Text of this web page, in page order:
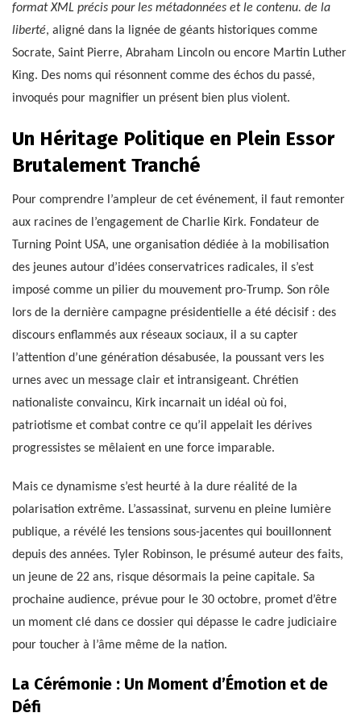
format XML précis pour les métadonnées et le contenu. de la
liberté, aligné dans la lignée de géants historiques comme
Socrate, Saint Pierre, Abraham Lincoln ou encore Martin Luther
King. Des noms qui résonnent comme des échos du passé,
invoqués pour magnifier un présent bien plus violent.
Un Héritage Politique en Plein Essor
Brutalement Tranché
Pour comprendre l’ampleur de cet événement, il faut remonter
aux racines de l’engagement de Charlie Kirk. Fondateur de
Turning Point USA, une organisation dédiée à la mobilisation
des jeunes autour d’idées conservatrices radicales, il s’est
imposé comme un pilier du mouvement pro-Trump. Son rôle
lors de la dernière campagne présidentielle a été décisif : des
discours enflammés aux réseaux sociaux, il a su capter
l’attention d’une génération désabusée, la poussant vers les
urnes avec un message clair et intransigeant. Chrétien
nationaliste convaincu, Kirk incarnait un idéal où foi,
patriotisme et combat contre ce qu’il appelait les dérives
progressistes se mêlaient en une force imparable.
Mais ce dynamisme s’est heurté à la dure réalité de la
polarisation extrême. L’assassinat, survenu en pleine lumière
publique, a révélé les tensions sous-jacentes qui bouillonnent
depuis des années. Tyler Robinson, le présumé auteur des faits,
un jeune de 22 ans, risque désormais la peine capitale. Sa
prochaine audience, prévue pour le 30 octobre, promet d’être
un moment clé dans ce dossier qui dépasse le cadre judiciaire
pour toucher à l’âme même de la nation.
La Cérémonie : Un Moment d’Émotion et de
Défi